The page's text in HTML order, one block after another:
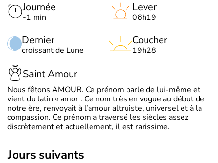
Journée
-1 min
Dernier
croissant de Lune
Lever
06h19
Coucher
19h28
Saint Amour
Nous fêtons AMOUR. Ce prénom parle de lui-même et
vient du latin « amor . Ce nom très en vogue au début de
notre ère, renvoyait à l’amour altruiste, universel et à la
compassion. Ce prénom a traversé les siècles assez
discrètement et actuellement, il est rarissime.
jours suivants